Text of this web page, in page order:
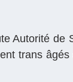
Autorité
trans